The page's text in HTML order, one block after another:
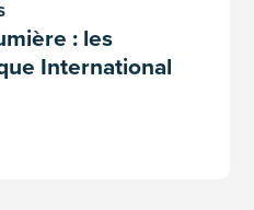
: les
International